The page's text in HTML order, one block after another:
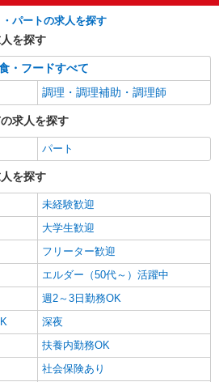
詳細を見る
（フード）スタッフ
1200円 ※22:00以降は時給1500円 ※高校
円 ※高校生は学校からの許可が必要な
学中の学校からの許可証が必要となりま
県長野市西尾張部185-3
店舗スタッフ（接客・調理・清掃な
円
県長野市大字北尾張部257
詳細を見る
パートの求人を探す
を探す
・フードすべて
調理・調理補助・調理師
求人を探す
パート
を探す
未経験歓迎
大学生歓迎
フリーター歓迎
エルダー（50代～）活躍中
週2～3日勤務OK
深夜
扶養内勤務OK
社会保険あり